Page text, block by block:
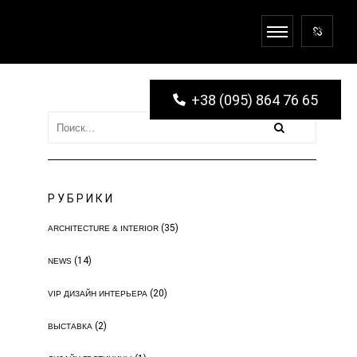
+38 (095) 864 76 65
РУБРИКИ
ARCHITECTURE & INTERIOR(35)
NEWS(14)
VIP ДИЗАЙН ИНТЕРЬЕРА(20)
ВЫСТАВКА(2)